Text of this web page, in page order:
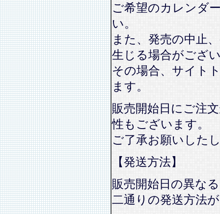
ご希望のカレンダ
い。
また、発売の中止
生じる場合がござ
その場合、サイト
ます。
販売開始日にご注
性もございます。
ご了承お願いした
【発送方法】
販売開始日の異な
二通りの発送方法